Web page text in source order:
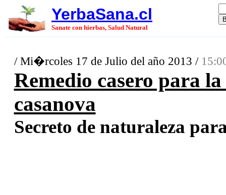
YerbaSana.cl
Sanate con hierbas, Salud Natural
/ Mi�rcoles 17 de Julio del año 2013 /
Remedio casero para
casanova
Secreto de naturaleza